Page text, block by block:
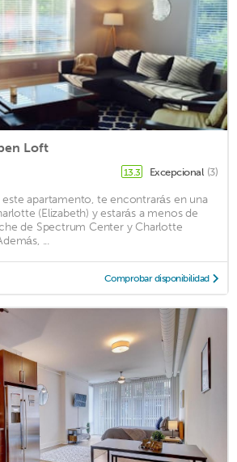
Loft
13.3 Excepcional (3)
este apartamento, te encontrarás en una
(Elizabeth) y estarás a menos de
de Spectrum Center y Charlotte
...
Comprobar disponibilidad